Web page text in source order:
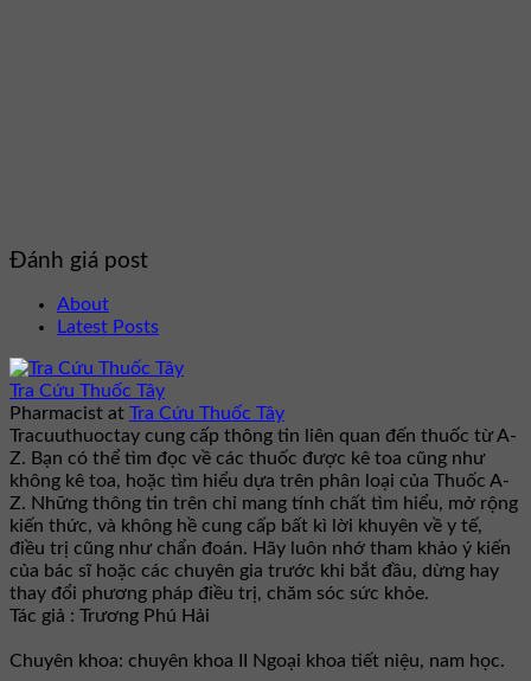
Đánh giá post
About
Latest Posts
Tra Cứu Thuốc Tây
Pharmacist at Tra Cứu Thuốc Tây
Tracuuthuoctay cung cấp thông tin liên quan đến thuốc từ A-
Z. Bạn có thể tìm đọc về các thuốc được kê toa cũng như
không kê toa, hoặc tìm hiểu dựa trên phân loại của Thuốc A-
Z. Những thông tin trên chỉ mang tính chất tìm hiểu, mở rộng
kiến thức, và không hề cung cấp bất kì lời khuyên về y tế,
điều trị cũng như chẩn đoán. Hãy luôn nhớ tham khảo ý kiến
của bác sĩ hoặc các chuyên gia trước khi bắt đầu, dừng hay
thay đổi phương pháp điều trị, chăm sóc sức khỏe.
Tác giả : Trương Phú Hải
Chuyên khoa: chuyên khoa II Ngoại khoa tiết niệu, nam học.